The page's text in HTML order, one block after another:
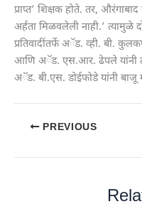
प्राप्त’ शिक्षक होते. तर, औरंगाबाद
अर्हता मिळवलेली नाही.’ त्यामुळे
प्रतिवादींतर्फे अॅड. व्ही. बी.
आणि अॅड. एस.आर. ढेपले यांनी
अॅड. बी.एस. डोईफोडे यांनी बाजू
PREVIOUS